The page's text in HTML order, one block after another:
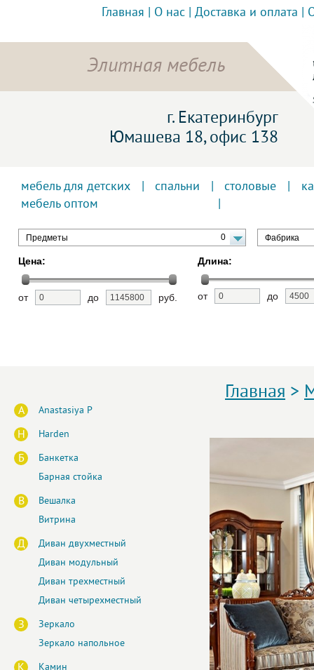
Главная О нас Доставка и оплата
Элитная мебель
г. Екатеринбург
Юмашева 18, офис 138
мебель для детских спальни столовые
мебель оптом
Предметы 0 Фабрика
Цена:
от до руб.
Длина:
от до
A Anastasiya P
H Harden
Б
Банкетка
Барная стойка
В
Вешалка
Витрина
Д
Диван двухместный
Диван модульный
Диван трехместный
Диван четырехместный
З
Зеркало
Зеркало напольное
Камин
Главная >